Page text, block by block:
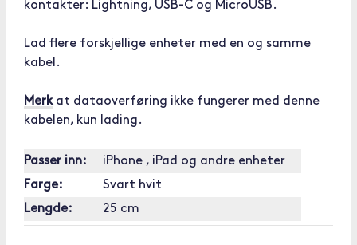
kontakter: Lightning, USB-C og MicroUSB.
Lad flere forskjellige enheter med en og samme
kabel.
Merkat dataoverføring ikke fungerer med denne
kabelen, kun lading.
Passer inn:
iPhone , iPad og andre enheter
Farge:
Svart hvit
Lengde:
25 cm